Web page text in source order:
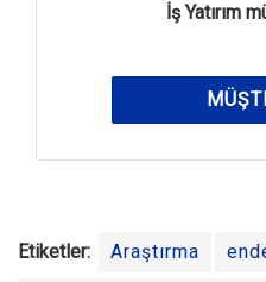
İş Yatırım
Etiketler: Araştırma